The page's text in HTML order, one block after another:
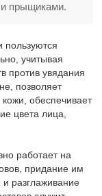
прыщиками.
пользуются
учитывая
против увядания
позволяет
обеспечивает
цвета лица,
работает на
придание им
разглаживание